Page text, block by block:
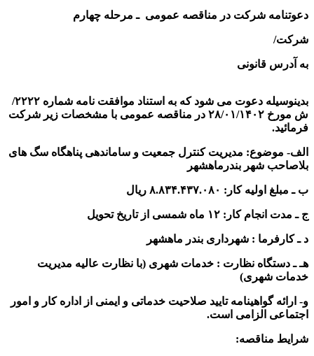
دعوتنامه شرکت در مناقصه عمومی ـ مرحله چهارم
شرکت/
به آدرس قانونی
بدینوسیله دعوت می شود که به استناد موافقت نامه شماره ۲۲۲۲/
ش مورخ ۲۸/۰۱/۱۴۰۲ در مناقصه عمومی با مشخصات زیر شرکت
فرمائید.
الف- موضوع: مدیریت کنترل جمعیت و ساماندهی پناهگاه سگ های
بلاصاحب شهر بندرماهشهر
ب ـ مبلغ اولیه کار: ۸.۸۳۴.۴۳۷.۰۸۰ ریال
ج ـ مدت انجام کار: ۱۲ ماه شمسی از تاریخ تحویل
د ـ کارفرما : شهرداری بندر ماهشهر
هـ ـ دستگاه نظارت : خدمات شهری (با نظارت عالیه مدیریت
خدمات شهری)
و- ارائه گواهینامه تایید صلاحیت خدماتی و ایمنی از اداره کار و امور
اجتماعی الزامی است.
شرایط مناقصه: